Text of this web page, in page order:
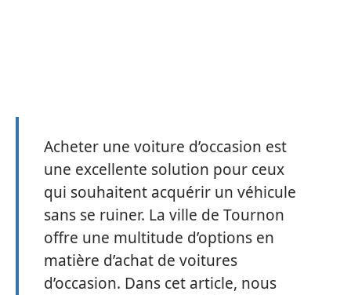
Acheter une voiture d’occasion est
une excellente solution pour ceux
qui souhaitent acquérir un véhicule
sans se ruiner. La ville de Tournon
offre une multitude d’options en
matière d’achat de voitures
d’occasion. Dans cet article, nous